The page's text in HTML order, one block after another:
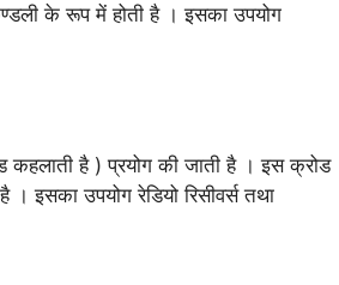
के रूप में होती है । इसका उपयोग
कहलाती है ) प्रयोग की जाती है । इस क्रोड
इसका उपयोग रेडियो रिसीवर्स तथा